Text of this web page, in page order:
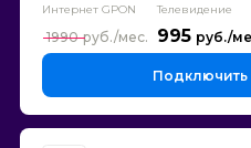
Интернет GPON
Телевидение
995
1990
Подключить